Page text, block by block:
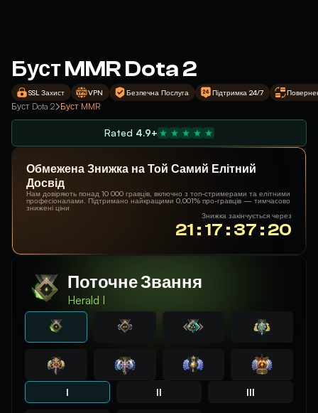
Буст MMR Dota 2
SSL Захист VPN Безпечна Послуга Підтримка 24/7
Буст Dota 2 Буст MMR
Rated 4.9+
Обмежена Знижка на Той Самий Елітний
Досвід
Нам довіряють понад 10 000 гравців, включно з топ-стримерами та елітними
професіоналами. Підтримано найкращими 0,001% про-гравців — тимчасово
знижені ціни
Знижка закінчується через
21 : 17 : 37 : 19
Поточне Звання
Herald I
I II III